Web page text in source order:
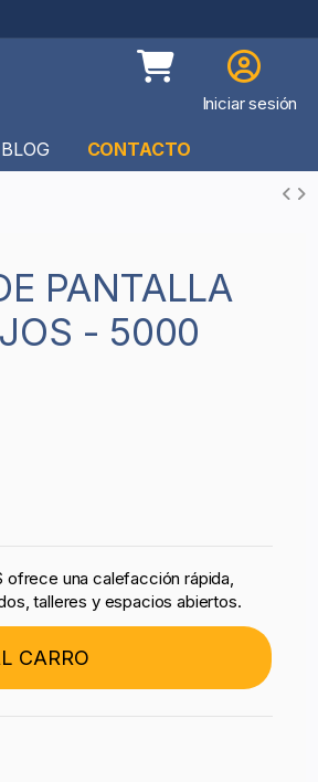
Iniciar sesión
BLOG CONTACTO
- 5000
una calefacción rápida,
talleres y espacios abiertos.
CARRO